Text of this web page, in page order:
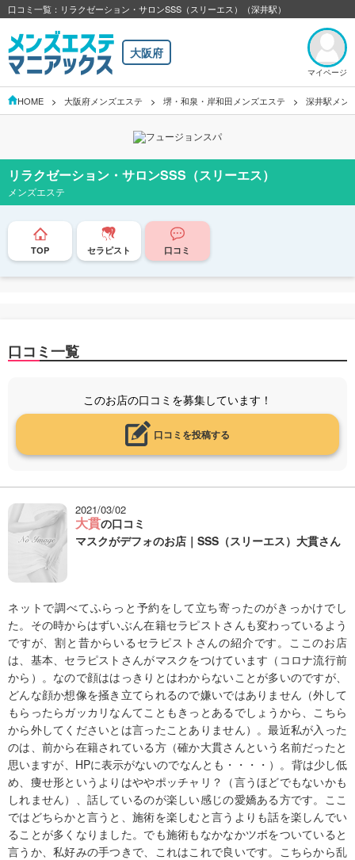
口コミ一覧：リラクゼーション・サロンSSS（スリーエス）（深井駅）
大阪府
マイページ
HOME 大阪府メンズエステ 堺・和泉・岸和田メンズエステ 深井駅メン
リラクゼーション・サロンSSS（スリーエス）
メンズエステ
TOP セラピスト 口コミ
口コミ一覧
このお店の口コミを募集しています！
口コミを投稿する
2021/03/02
大貫の口コミ
マスクがデフォのお店｜SSS（スリーエス）大貫さん
ネットで調べてふらっと予約をして立ち寄ったのがきっかけでし
た。その時からはずいぶん在籍セラピストさんも変わっているよう
ですが、割と昔からいるセラピストさんの紹介です。ここのお店
は、基本、セラピストさんがマスクをつけています（コロナ流行前
から）。なので顔ははっきりとはわからないことが多いのですが、
どんな顔か想像を掻き立てられるので嫌いではありません（外して
もらったらガッカリなんてこともきっとあるでしょうから、こちら
から外してくださいとは言ったことありません）。最近私が入った
のは、前から在籍されている方（確か大貫さんという名前だったと
思いますが、HPに表示がないのでなんとも・・・・）。背は少し低
め、痩せ形というよりはややポッチャリ？（言うほどでもないかも
しれません）、話しているのが楽しい感じの愛嬌ある方です。ここ
ではどちらかと言うと、施術を楽しむと言うよりも話を楽しんでい
ることが多くなりました。でも施術もなかなかツボをついていると
言うか、私好みの手つきで、これはこれで良いです。こちらから乱